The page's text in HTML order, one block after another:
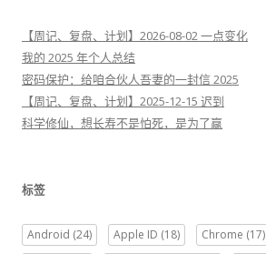
【周记、复盘、计划】2026-08-02 一点变化
我的 2025 年个人总结
密码保护：给咱合伙人吾妻的一封信 2025
【周记、复盘、计划】2025-12-15 迟到
科学修仙，想长寿不是怕死，是为了赢
标签
Android (24) Apple ID (18) Chrome (17)